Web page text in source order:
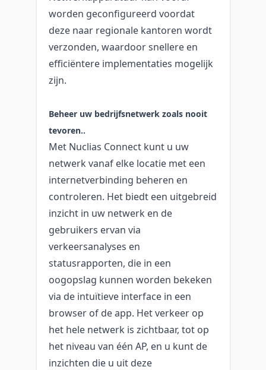
worden geconfigureerd voordat
deze naar regionale kantoren wordt
verzonden, waardoor snellere en
efficiëntere implementaties mogelijk
zijn.
Beheer uw bedrijfsnetwerk zoals nooit
tevoren..
Met Nuclias Connect kunt u uw
netwerk vanaf elke locatie met een
internetverbinding beheren en
controleren. Het biedt een uitgebreid
inzicht in uw netwerk en de
gebruikers ervan via
verkeersanalyses en
statusrapporten, die in een
oogopslag kunnen worden bekeken
via de intuïtieve interface in een
browser of de app. Het verkeer op
het hele netwerk is zichtbaar, tot op
het niveau van één AP, en u kunt de
inzichten die u uit deze